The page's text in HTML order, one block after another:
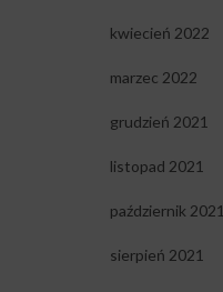
kwiecień 2022
marzec 2022
grudzień 2021
listopad 2021
październik 2021
sierpień 2021